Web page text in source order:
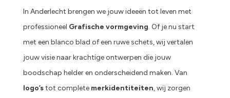
In Anderlecht brengen we jouw ideeën tot leven met
professioneel Grafische vormgeving. Of je nu start
met een blanco blad of een ruwe schets, wij vertalen
jouw visie naar krachtige ontwerpen die jouw
boodschap helder en onderscheidend maken. Van
logo’stot complete merkidentiteiten, wij zorgen